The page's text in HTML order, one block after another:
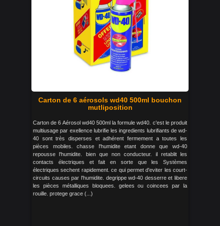
Carton de 6 aérosols wd40 500ml bouchon
mutliposition
Carton de 6 Aérosol wd40 500ml la formule wd40. c'est le produit
multiusage par exellence lubrifie les ingredients lubrifiants de wd-
40 sont très disperses et adhérent fermement a toutes les
pièces mobiles. chasse l'humidite etant donne que wd-40
repousse l'humidite. bien que non conducteur. il retablit les
contacts électriques et fait en sorte que les Systèmes
électriques sechent rapidement. ce qui permet d'eviter les court-
circuits causes par l'humidite. degrippe wd-40 desserre et libere
les pièces métalliques bloquees. gelees ou coincees par la
rouille. protege grace (...)